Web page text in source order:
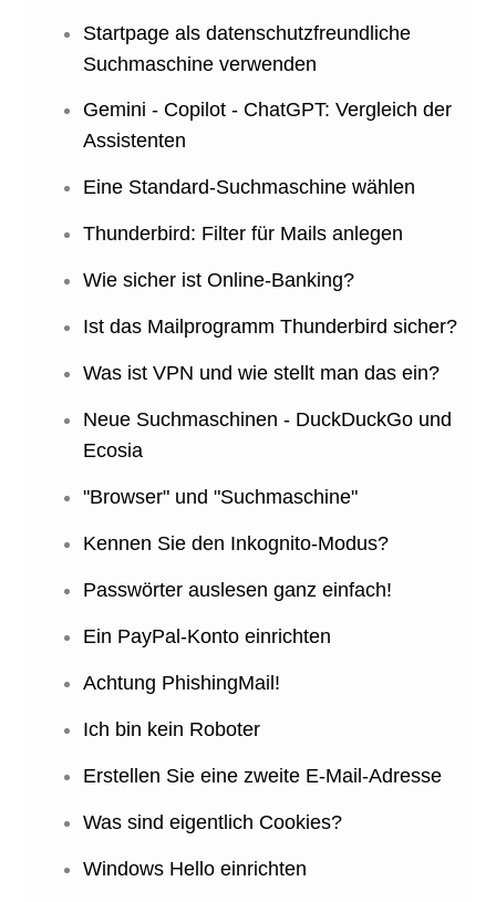
Startpage als datenschutzfreundliche
Suchmaschine verwenden
Gemini - Copilot - ChatGPT: Vergleich der
Assistenten
Eine Standard-Suchmaschine wählen
Thunderbird: Filter für Mails anlegen
Wie sicher ist Online-Banking?
Ist das Mailprogramm Thunderbird sicher?
Was ist VPN und wie stellt man das ein?
Neue Suchmaschinen - DuckDuckGo und
Ecosia
"Browser" und "Suchmaschine"
Kennen Sie den Inkognito-Modus?
Passwörter auslesen ganz einfach!
Ein PayPal-Konto einrichten
Achtung PhishingMail!
Ich bin kein Roboter
Erstellen Sie eine zweite E-Mail-Adresse
Was sind eigentlich Cookies?
Windows Hello einrichten